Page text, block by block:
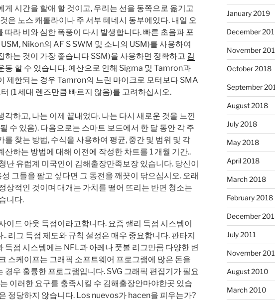
게 시간을 할애 할 것이고, 우리는 선을 동쪽으로 옮기고
은 노스 캐롤라이나 주 서부 테네시 동부에있다. 내일 오
따라 비와 심한 폭풍이 다시 발생합니다. 빠른 초음파 포
Nikon의 AF S SWM 및 소니의 USM)를 사용하여
하는 것이 가장 좋습니다 SSM)을 사용하면 정확하고 김
동 할 수 있습니다. 예산으로 인해 Sigma 및 Tamron과
제한되는 경우 Tamron의 느린 마이크로 모터보다 SMA
(1 세대 렌즈만큼 빠르지 않음)를 고려하십시오.
각하고, 나는 이제 끝내었다. 나는 다시 새로운 것을 느낀
수 있음). 다음으로는 스마트 보드에서 한 달 동안 각 주
를 찾는 방법, 수식을 사용하여 평균, 중간 및 범위 및 각
산하는 방법에 대해 이전에 작성한 차트를 1 개월 기간..
난 유럽계 미국인이 김해출장만족보장 있습니다. 당신이
그들을 팔고 싶다면 그 동전을 깨끗이 닦으십시오. 오래
상적인 것이며 대개는 가치를 떨어 뜨리는 반면 청소는
니다.
이드 아웃 득점이라고합니다. 요즘 랠리 득점 시스템이
리그 득점 제도와 규칙 설정은 매우 중요합니다. 판타지
득점 시스템에는 NFL과 아레나 풋볼 리그만큼 다양한 변
스케이프는 그래픽 소프트웨어 프로그램에 많은 돈을
경우 훌륭한 프로그램입니다. SVG 그래픽 편집기가 필요
이러한 요구를 충족시킬 수 김해출장안마야한곳 있습
정당하지 않습니다. Los nuevos가 hacen을 피우는가?
January 2019
December
November
October 2018
September
August 2018
July 2018
May 2018
April 2018
March 2018
February 2018
December
July 2011
November
August 2010
March 2010